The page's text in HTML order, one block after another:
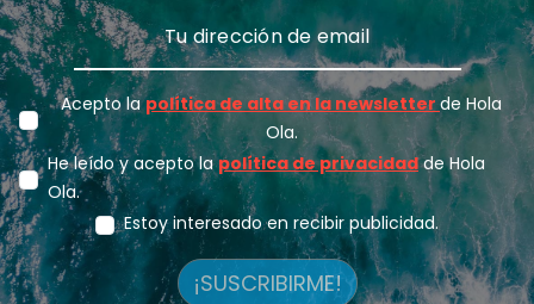
Acepto lapolítica de alta en la newsletter de Hola
Ola.
He leído y acepto lapolítica de privacidadde Hola
Ola.
Estoy interesado en recibir publicidad.
¡SUSCRIBIRME!